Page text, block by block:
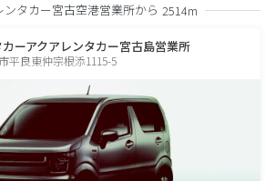
タカー宮古空港営業所から 2514m
ーアクアレンタカー宮古島営業所
平良東仲宗根添1115-5